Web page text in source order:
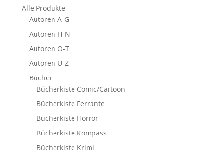
Alle Produkte
Autoren A-G
Autoren H-N
Autoren O-T
Autoren U-Z
Bücher
Bücherkiste Comic/Cartoon
Bücherkiste Ferrante
Bücherkiste Horror
Bücherkiste Kompass
Bücherkiste Krimi